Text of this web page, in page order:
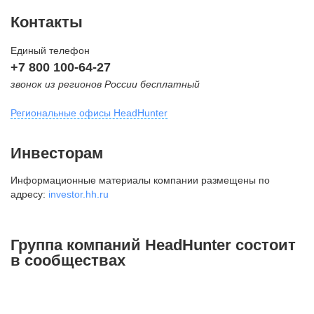
Контакты
Единый телефон
+7 800 100-64-27
звонок из регионов России бесплатный
Региональные офисы HeadHunter
внутригородская территория
Муниципальный округ Тверской,
2-я Брестская ул., д. 48,
+7 495 980-64-27
Инвесторам
Информационные материалы компании размещены по
адресу: investor.hh.ru
Группа компаний HeadHunter состоит
в сообществах